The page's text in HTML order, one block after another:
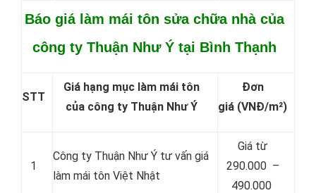
Báo giá làm mái tôn sửa chữa nhà của
công ty Thuận Như Ý tại Bình Thạnh
STT
Giá hạng mục làm mái tôn
của công ty Thuận Như Ý
Đơn
giá (VNĐ/m²)
1
Công ty Thuận Như Ý tư vấn giá
làm mái tôn Việt Nhật
Giá từ
290.000 –
490.000